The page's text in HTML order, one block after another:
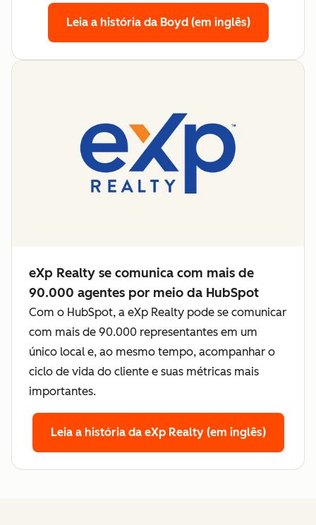
Leia a história da Boyd (em inglês)
eXp Realty se comunica com mais de
90.000 agentes por meio da HubSpot
Com o HubSpot, a eXp Realty pode se comunicar
com mais de 90.000 representantes em um
único local e, ao mesmo tempo, acompanhar o
ciclo de vida do cliente e suas métricas mais
importantes.
Leia a história da eXp Realty (em inglês)